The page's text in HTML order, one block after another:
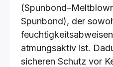
Spunbond), der
atmungsaktiv ist.
sicheren Schutz vor